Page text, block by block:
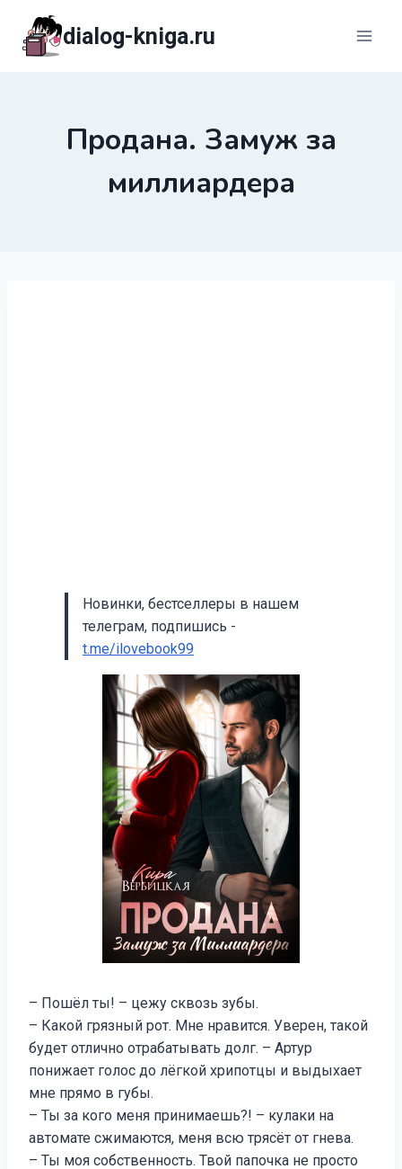
содержимому
dialog-kniga.ru
Продана. Замуж за
миллиардера
Новинки, бестселлеры в нашем
телеграм, подпишись -
t.me/ilovebook99
– Пошёл ты! – цежу сквозь зубы.
– Какой грязный рот. Мне нравится. Уверен, такой
будет отлично отрабатывать долг. – Артур
понижает голос до лёгкой хрипотцы и выдыхает
мне прямо в губы.
– Ты за кого меня принимаешь?! – кулаки на
автомате сжимаются, меня всю трясёт от гнева.
– Ты моя собственность. Твой папочка не просто